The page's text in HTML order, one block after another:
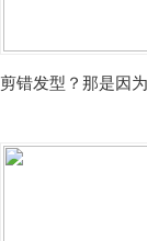
剪错发型？那是因